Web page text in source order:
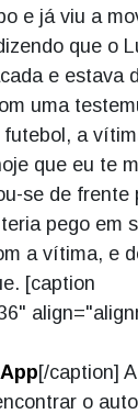
e já viu a
que o
e estava
uma
a
que eu te
se de frente
pego em
a vítima, e
[caption
[/caption]
o